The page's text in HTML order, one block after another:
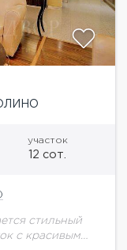
участок
12 сот.
стильный
с красивым